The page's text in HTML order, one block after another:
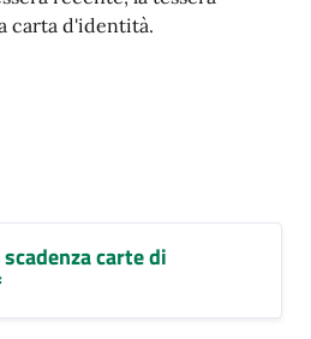
carta d'identità.
carte di